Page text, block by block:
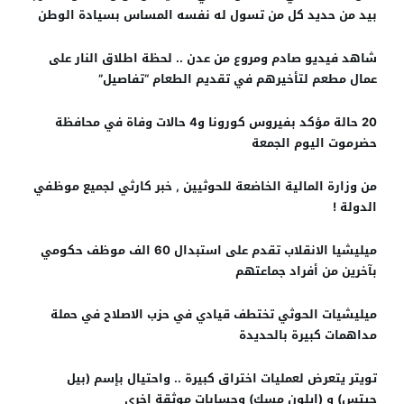
بيد من حديد كل من تسول له نفسه المساس بسيادة الوطن
شاهد فيديو صادم ومروع من عدن .. لحظة اطلاق النار على
عمال مطعم لتأخيرهم في تقديم الطعام “تفاصيل”
20 حالة مؤكد بفيروس كورونا و4 حالات وفاة في محافظة
حضرموت اليوم الجمعة
من وزارة المالية الخاضعة للحوثيين , خبر كارثي لجميع موظفي
الدولة !
ميليشيا الانقلاب تقدم على استبدال 60 الف موظف حكومي
بآخرين من أفراد جماعتهم
ميليشيات الحوثي تختطف قيادي في حزب الاصلاح في حملة
مداهمات كبيرة بالحديدة
تويتر يتعرض لعمليات اختراق كبيرة .. واحتيال بإسم (بيل
جيتس) و (إيلون مسك) وحسابات موثقة اخرى